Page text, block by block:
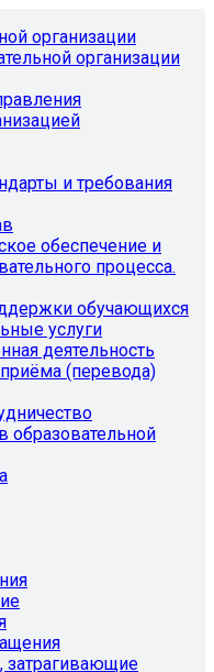
организации
организации
и требования
обеспечение и
процесса.
обучающихся
услуги
деятельность
(перевода)
образовательной
затрагивающие